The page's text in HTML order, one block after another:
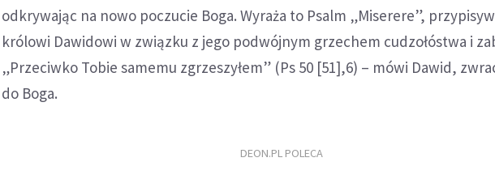
odkrywając na nowo poczucie Boga. Wyraża to Psalm „Miserere”,
królowi Dawidowi w związku z jego podwójnym grzechem cudzołóstwa i
„Przeciwko Tobie samemu zgrzeszyłem” (Ps 50 [51],6) – mówi Dawid,
do Boga.
DEON.PL POLECA